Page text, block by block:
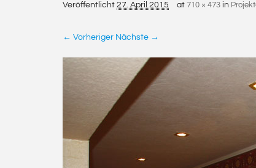
Veröffentlicht 27. April 2015 at 710 × 473 in
← Vorheriger Nächste →